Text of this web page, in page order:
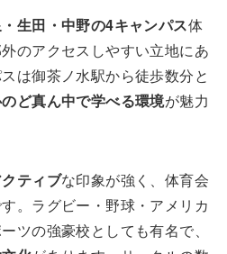
生田・中野の4キャンパス体
のアクセスしやすい立地にあ
は御茶ノ水駅から徒歩数分と
ど真ん中で学べる環境が魅力
ティブな印象が強く、体育会
。ラグビー・野球・アメリカ
ツの強豪校としても有名で、